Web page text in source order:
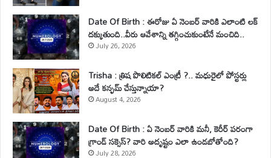
Date Of Birth : ఈరోజు ఏ నెంబర్ వారికి ఎలాంటి లక్
దక్కుతుంది..వీరు ఆవేశాన్ని తగ్గించుకుంటేనే మంచిది..
July 26, 2026
Trisha : త్రిష పొలిటికల్ ఎంట్రీ ?.. మధురైలో పోస్టర్లు
అదే కన్ఫమ్ చేస్తున్నాయా?
August 4, 2026
Date Of Birth : ఏ నెంబర్ వారికి మనీ, కెరీర్ పరంగా
గ్రాండ్ సక్సెస్? వారి అదృష్టం ఎలా ఉండబోతోంది?
July 28, 2026